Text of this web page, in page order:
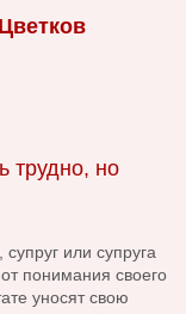
трудно, но
или супруга
понимания своего
уносят свою